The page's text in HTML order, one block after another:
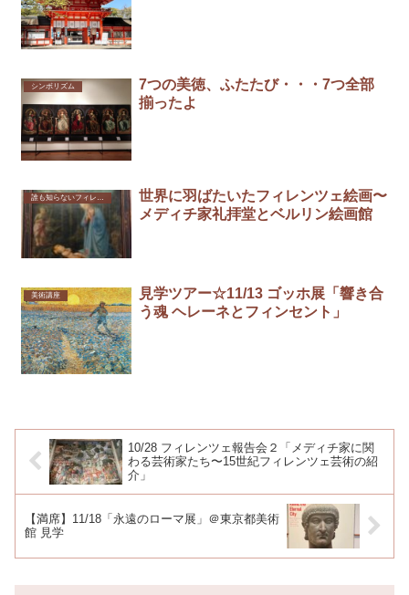
シンボリズム
7つの美徳、ふたたび・・・7つ全部
揃ったよ
誰も知らないフィレンツェ
世界に羽ばたいたフィレンツェ絵画〜
メディチ家礼拝堂とベルリン絵画館
美術講座
見学ツアー☆11/13 ゴッホ展「響き合
う魂 ヘレーネとフィンセント」
10/28 フィレンツェ報告会２「メディチ家に関
わる芸術家たち〜15世紀フィレンツェ芸術の紹
介」
【満席】11/18「永遠のローマ展」＠東京都美術
館 見学